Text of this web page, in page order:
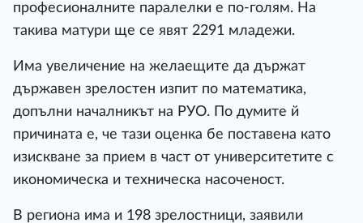
професионалните паралелки е по-голям. На
такива матури ще се явят 2291 младежи.
Има увеличение на желаещите да държат
държавен зрелостен изпит по математика,
допълни началникът на РУО. По думите й
причината е, че тази оценка бе поставена като
изискване за прием в част от университетите с
икономическа и техническа насоченост.
В региона има и 198 зрелостници, заявили